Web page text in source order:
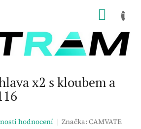
x2 s kloubem a
hodnocení Značka:CAMVATE